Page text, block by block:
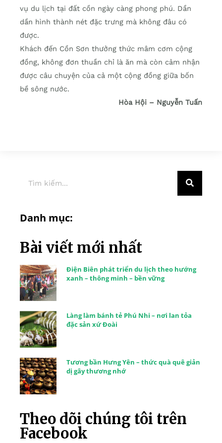
vụ du lịch tại đất cồn ngày càng phong phú. Dần
dần hình thành nét đặc trưng mà không đâu có
được.
Khách đến Cồn Sơn thưởng thức mâm cơm cộng
đồng, không đơn thuần chỉ là ăn mà còn cảm nhận
được câu chuyện của cả một cộng đồng giữa bốn
bề sông nước.
Hòa Hội – Nguyễn Tuấn
Danh mục:
Bài viết mới nhất
Điện Biên phát triển du lịch theo hướng
xanh – thông minh – bền vững
Làng làm bánh tẻ Phú Nhi – nơi lan tỏa
đặc sản xứ Đoài
Tương bần Hưng Yên – thức quà quê giản
dị gây thương nhớ
Theo dõi chúng tôi trên
Facebook